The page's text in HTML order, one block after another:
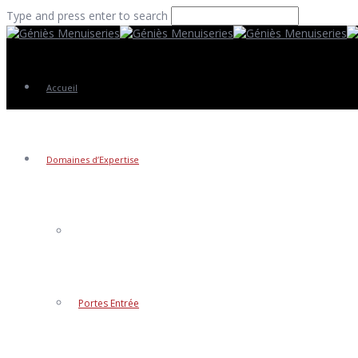
Type and press enter to search
Accueil
Domaines d’Expertise
Portes Entrée